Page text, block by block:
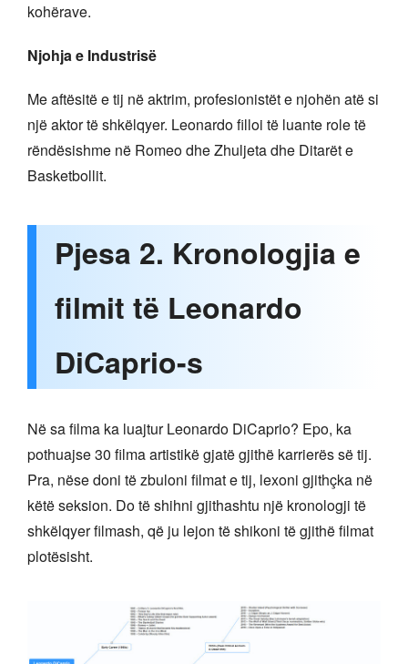
kohërave.
Njohja e Industrisë
Me aftësitë e tij në aktrim, profesionistët e njohën atë si
një aktor të shkëlqyer. Leonardo filloi të luante role të
rëndësishme në Romeo dhe Zhuljeta dhe Ditarët e
Basketbollit.
Pjesa 2. Kronologjia e
filmit të Leonardo
DiCaprio-s
Në sa filma ka luajtur Leonardo DiCaprio? Epo, ka
pothuajse 30 filma artistikë gjatë gjithë karrierës së tij.
Pra, nëse doni të zbuloni filmat e tij, lexoni gjithçka në
këtë seksion. Do të shihni gjithashtu një kronologji të
shkëlqyer filmash, që ju lejon të shikoni të gjithë filmat
plotësisht.